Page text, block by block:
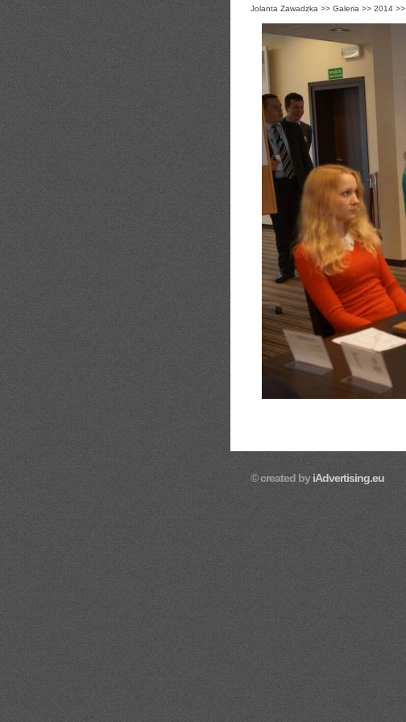
Jolanta Zawadzka >> Galeria >> 2014 >>
© created byiAdvertising.eu